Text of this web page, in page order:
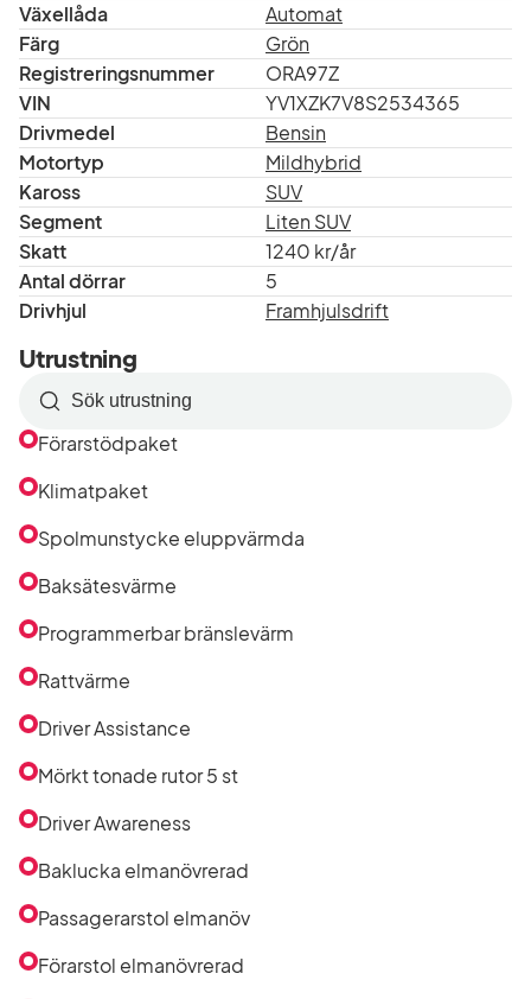
Växellåda
Automat
Färg
Grön
Registreringsnummer
ORA97Z
VIN
YV1XZK7V8S2534365
Drivmedel
Bensin
Motortyp
Mildhybrid
Kaross
SUV
Segment
Liten SUV
Skatt
1240 kr/år
Antal dörrar
5
Drivhjul
Framhjulsdrift
Utrustning
Sök
efter
utrustning
i
Förarstödpaket
Klimatpaket
Spolmunstycke eluppvärmda
Baksätesvärme
Programmerbar bränslevärm
Rattvärme
Driver Assistance
Mörkt tonade rutor 5 st
Driver Awareness
Baklucka elmanövrerad
Passagerarstol elmanöv
Förarstol elmanövrerad